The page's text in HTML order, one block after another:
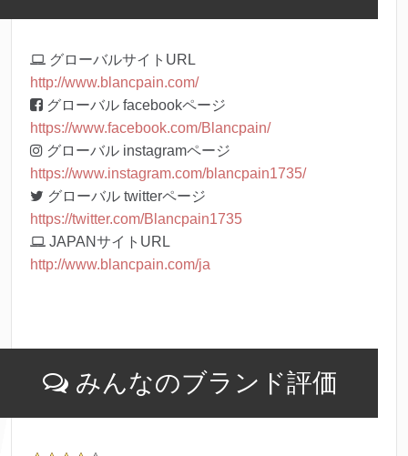
グローバルサイトURL
http://www.blancpain.com/
グローバル facebookページ
https://www.facebook.com/Blancpain/
グローバル instagramページ
https://www.instagram.com/blancpain1735/
グローバル twitterページ
https://twitter.com/Blancpain1735
JAPANサイトURL
http://www.blancpain.com/ja
みんなのブランド評価